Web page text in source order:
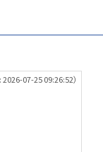
2026-07-25 09:26:52）